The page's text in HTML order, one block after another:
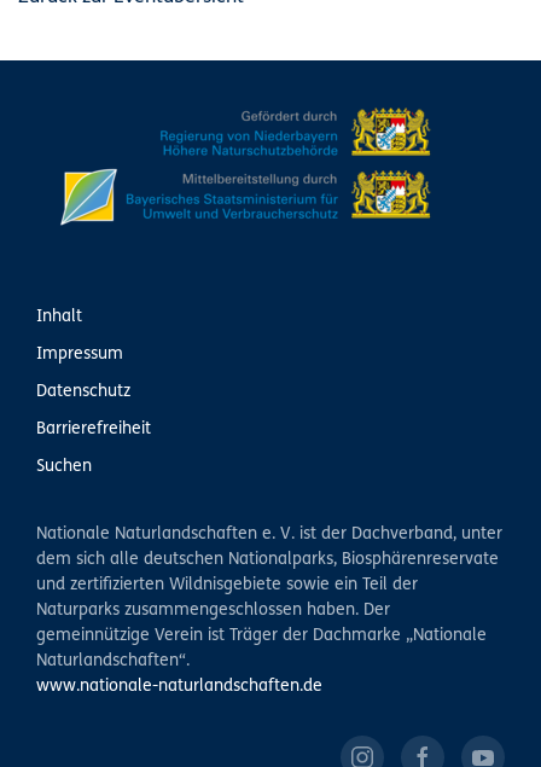
Inhalt
Impressum
Datenschutz
Barrierefreiheit
Suchen
Nationale Naturlandschaften e. V. ist der Dachverband, unter
dem sich alle deutschen Nationalparks, Biosphärenreservate
und zertifizierten Wildnisgebiete sowie ein Teil der
Naturparks zusammengeschlossen haben. Der
gemeinnützige Verein ist Träger der Dachmarke „Nationale
Naturlandschaften“.
www.nationale-naturlandschaften.de